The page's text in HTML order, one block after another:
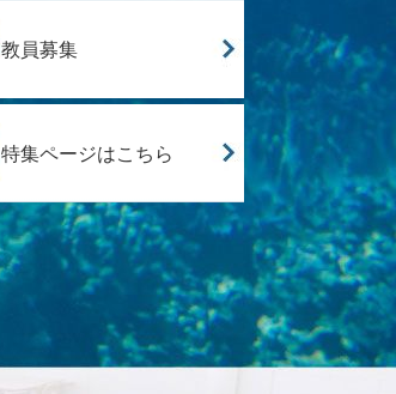
教員募集
特集ページはこちら